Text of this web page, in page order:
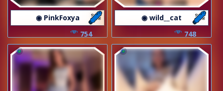
◉ PinkFoxya
754
◉ wild__cat
748